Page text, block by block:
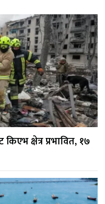
क्षेत्र प्रभावित, १७